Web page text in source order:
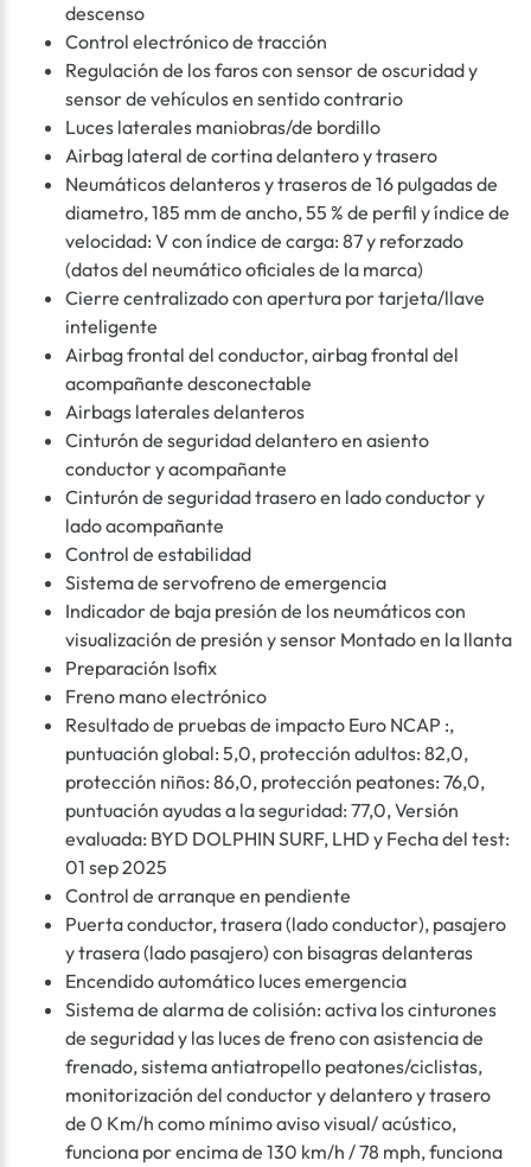
descenso
Control electrónico de tracción
Regulación de los faros con sensor de oscuridad y
sensor de vehículos en sentido contrario
Luces laterales maniobras/de bordillo
Airbag lateral de cortina delantero y trasero
Neumáticos delanteros y traseros de 16 pulgadas de
diametro, 185 mm de ancho, 55 % de perfil y índice de
velocidad: V con índice de carga: 87 y reforzado
(datos del neumático oficiales de la marca)
Cierre centralizado con apertura por tarjeta/llave
inteligente
Airbag frontal del conductor, airbag frontal del
acompañante desconectable
Airbags laterales delanteros
Cinturón de seguridad delantero en asiento
conductor y acompañante
Cinturón de seguridad trasero en lado conductor y
lado acompañante
Control de estabilidad
Sistema de servofreno de emergencia
Indicador de baja presión de los neumáticos con
visualización de presión y sensor Montado en la llanta
Preparación Isofix
Freno mano electrónico
Resultado de pruebas de impacto Euro NCAP :,
puntuación global: 5,0, protección adultos: 82,0,
protección niños: 86,0, protección peatones: 76,0,
puntuación ayudas a la seguridad: 77,0, Versión
evaluada: BYD DOLPHIN SURF, LHD y Fecha del test:
01 sep 2025
Control de arranque en pendiente
Puerta conductor, trasera (lado conductor), pasajero
y trasera (lado pasajero) con bisagras delanteras
Encendido automático luces emergencia
Sistema de alarma de colisión: activa los cinturones
de seguridad y las luces de freno con asistencia de
frenado, sistema antiatropello peatones/ciclistas,
monitorización del conductor y delantero y trasero
de 0 Km/h como mínimo aviso visual/ acústico,
funciona por encima de 130 km/h / 78 mph, funciona